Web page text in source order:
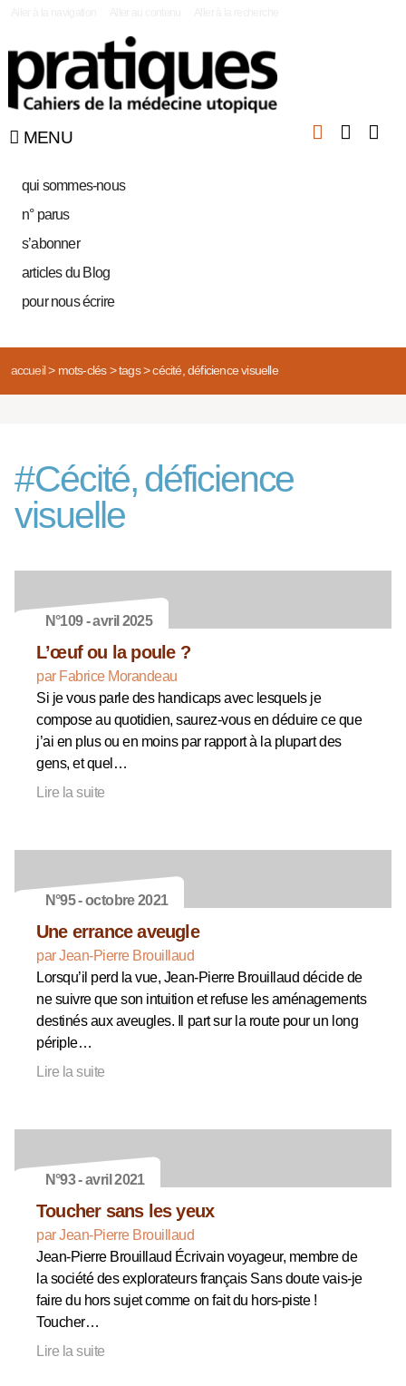
MENU
qui sommes-nous
n° parus
s’abonner
articles du Blog
pour nous écrire
accueil> mots-clés> tags> cécité, déficience visuelle
#Cécité, déficience
visuelle
N°109 - avril 2025
L’œuf ou la poule ?
par Fabrice Morandeau
Si je vous parle des handicaps avec lesquels je
compose au quotidien, saurez-vous en déduire ce que
j’ai en plus ou en moins par rapport à la plupart des
gens, et quel…
Lire la suite
N°95 - octobre 2021
Une errance aveugle
par Jean-Pierre Brouillaud
Lorsqu’il perd la vue, Jean-Pierre Brouillaud décide de
ne suivre que son intuition et refuse les aménagements
destinés aux aveugles. Il part sur la route pour un long
périple…
Lire la suite
N°93 - avril 2021
Toucher sans les yeux
par Jean-Pierre Brouillaud
Jean-Pierre Brouillaud Écrivain voyageur, membre de
la société des explorateurs français Sans doute vais-je
faire du hors sujet comme on fait du hors-piste !
Toucher…
Lire la suite